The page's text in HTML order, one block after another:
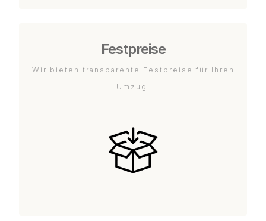
Festpreise
Wir bieten transparente Festpreise für Ihren
Umzug.